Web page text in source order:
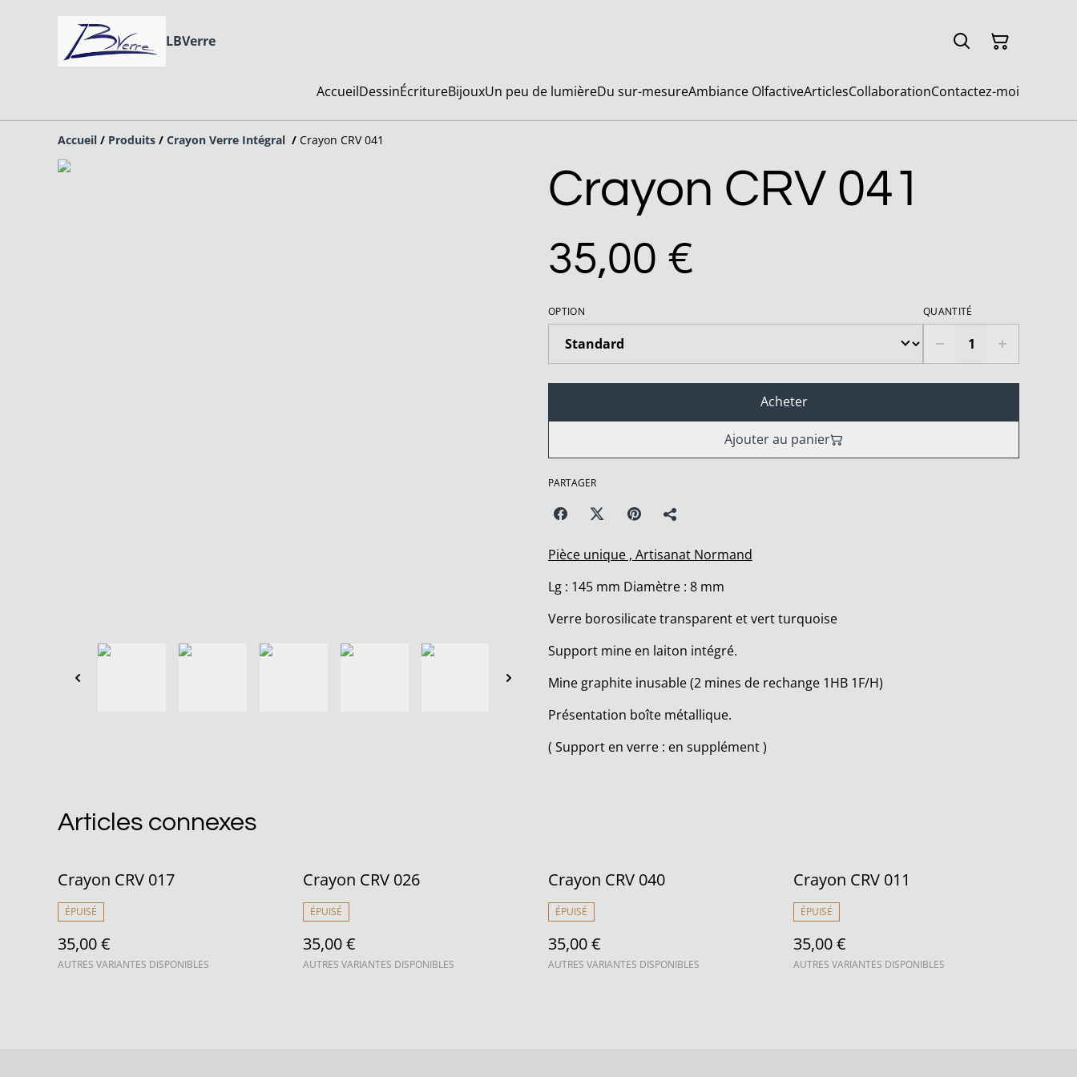
LBVerre
AccueilDessinÉcritureBijouxUn peu de lumièreDu sur-mesureAmbiance OlfactiveArticlesCollaborationContactez-moi
Accueil / Produits / Crayon Verre Intégral / Crayon CRV 041
Crayon CRV 041
35,00 €
OPTION QUANTITÉ
Acheter
Ajouter au panier
PARTAGER
Pièce unique , Artisanat Normand
Lg : 145 mm Diamètre : 8 mm
Verre borosilicate transparent et vert turquoise
Support mine en laiton intégré.
Mine graphite inusable (2 mines de rechange 1HB 1F/H)
Présentation boîte métallique.
( Support en verre : en supplément )
Articles connexes
Crayon CRV 017
ÉPUISÉ
35,00 €
AUTRES VARIANTES DISPONIBLES
Crayon CRV 026
ÉPUISÉ
35,00 €
AUTRES VARIANTES DISPONIBLES
Crayon CRV 040
ÉPUISÉ
35,00 €
AUTRES VARIANTES DISPONIBLES
Crayon CRV 011
ÉPUISÉ
35,00 €
AUTRES VARIANTES DISPONIBLES